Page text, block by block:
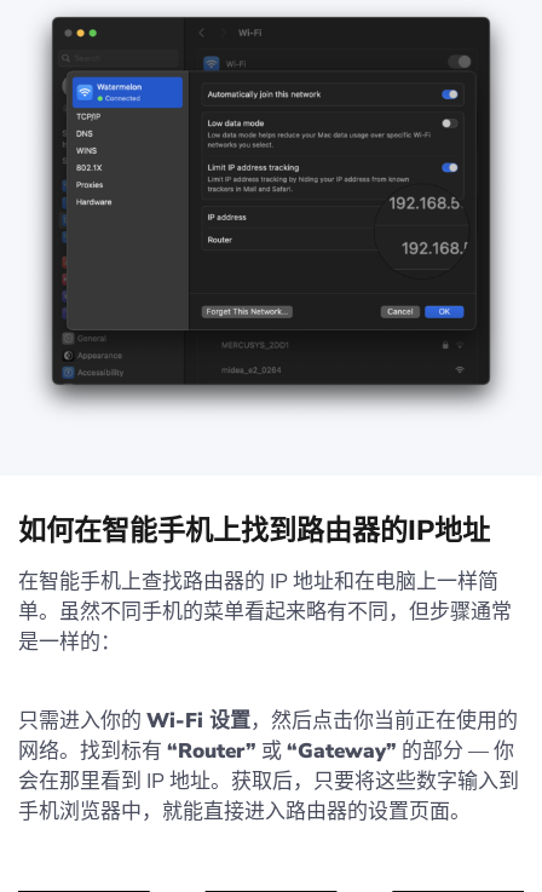
如何在智能手机上找到路由器的IP地址
在智能手机上查找路由器的 IP 地址和在电脑上一样简
单。虽然不同手机的菜单看起来略有不同，但步骤通常
是一样的：
只需进入你的 Wi‑Fi 设置，然后点击你当前正在使用的
网络。找到标有 “Router” 或“Gateway” 的部分 — 你
会在那里看到 IP 地址。获取后，只要将这些数字输入到
手机浏览器中，就能直接进入路由器的设置页面。